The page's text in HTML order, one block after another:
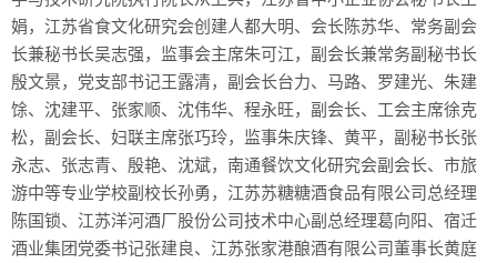
娟，江苏省食文化研究会创建人都大明、会长陈苏华、常务副会
长兼秘书长吴志强，监事会主席朱可江，副会长兼常务副秘书长
殷文景，党支部书记王露清，副会长台力、马路、罗建光、朱建
馀、沈建平、张家顺、沈伟华、程永旺，副会长、工会主席徐克
松，副会长、妇联主席张巧玲，监事朱庆锋、黄平，副秘书长张
永志、张志青、殷艳、沈斌，南通餐饮文化研究会副会长、市旅
游中等专业学校副校长孙勇，江苏苏糖糖酒食品有限公司总经理
陈国锁、江苏洋河酒厂股份公司技术中心副总经理葛向阳、宿迁
酒业集团党委书记张建良、江苏张家港酿酒有限公司董事长黄庭